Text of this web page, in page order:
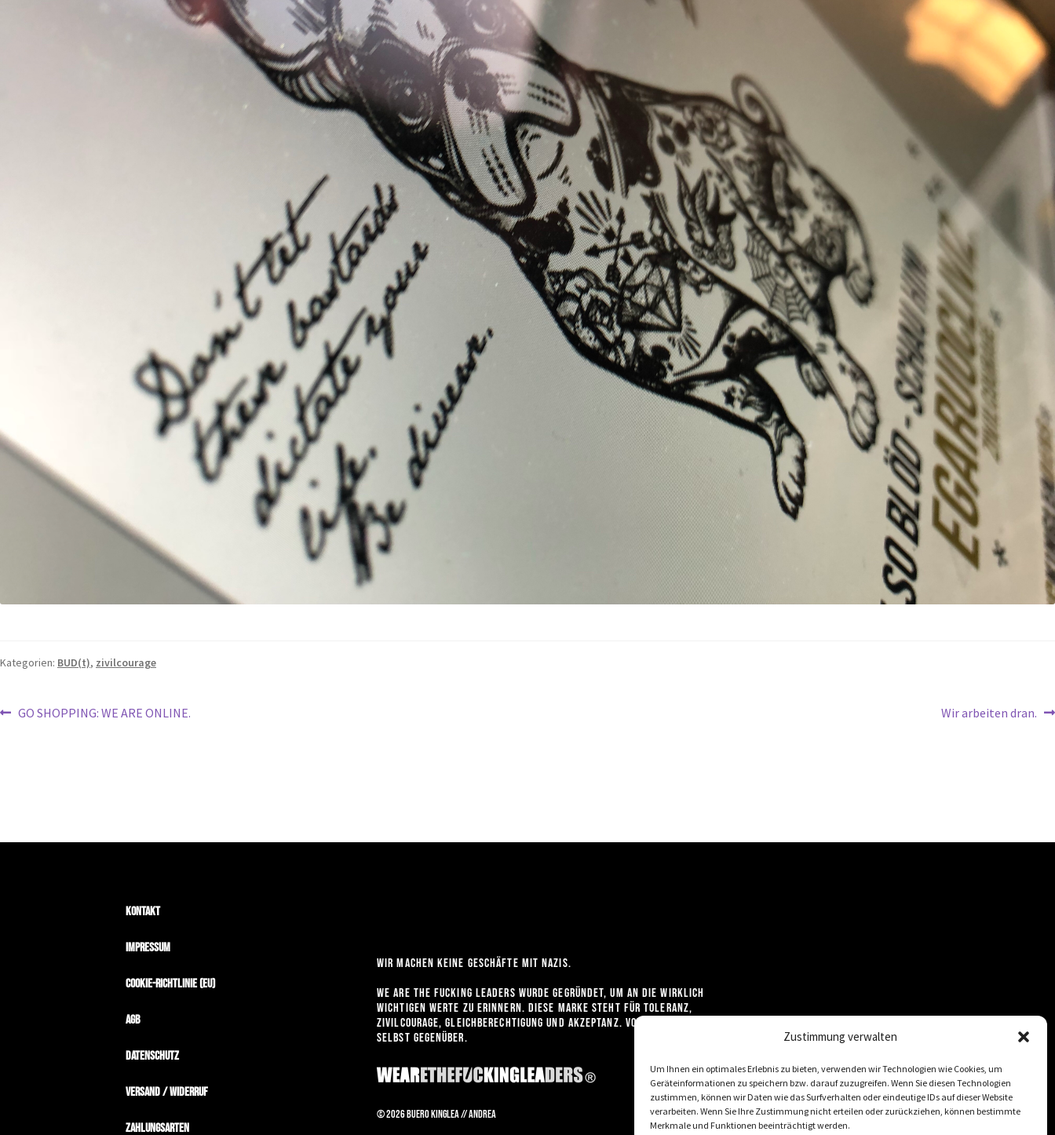
Zustimmung verwalten
Um Ihnen ein optimales Erlebnis zu bieten, verwenden wir Technologien wie Cookies, um
Geräteinformationen zu speichern bzw. darauf zuzugreifen. Wenn Sie diesen Technologien
zustimmen, können wir Daten wie das Surfverhalten oder eindeutige IDs auf dieser Website
verarbeiten. Wenn Sie Ihre Zustimmung nicht erteilen oder zurückziehen, können bestimmte
Merkmale und Funktionen beeinträchtigt werden.
Kategorien: BUD(t), zivilcourage
GO SHOPPING: WE ARE ONLINE. Wir arbeiten dran.
Kontakt
Impressum
Cookie-Richtlinie (EU)
AGB
Datenschutz
Versand / Widerruf
Zahlungsarten
Wir machen keine Geschäfte mit Nazis.
We are the fucking leaders wurde gegründet, um an die wirklich
wichtigen werte zu erinnern. diese marke steht für toleranz,
zivilcourage, gleichberechtigung und Akzeptanz. Vor allem uns
selbst gegenüber.
© 2026 BUERO KINGLEA // Andrea